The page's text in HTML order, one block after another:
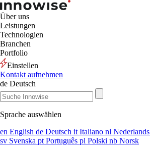
Über uns
Leistungen
Technologien
Branchen
Portfolio
Einstellen
Kontakt aufnehmen
de Deutsch
Sprache auswählen
en English de Deutsch it Italiano nl Nederlands
sv Svenska pt Português pl Polski nb Norsk